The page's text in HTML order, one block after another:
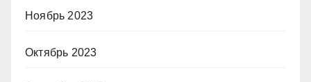
Ноябрь 2023
Октябрь 2023